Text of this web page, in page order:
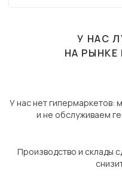
У НАС
НА
У нас нет
и не обслуживаем
Производство и склады